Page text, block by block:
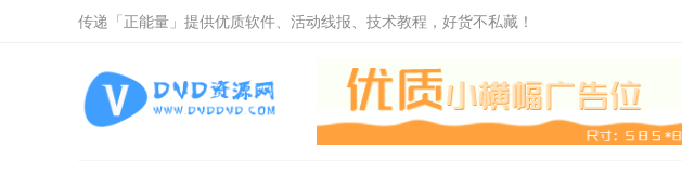
传递「正能量」提供优质软件、活动线报、技术教程，好货不私藏！